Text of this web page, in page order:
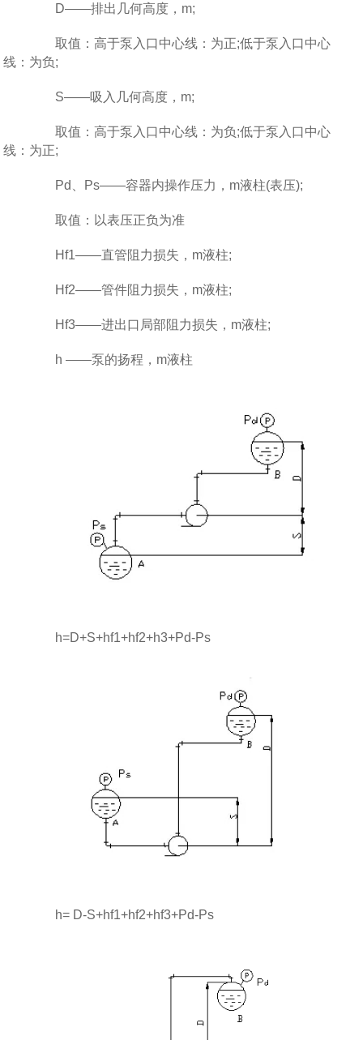
D——排出几何高度，m;
取值：高于泵入口中心线：为正;低于泵入口中心
线：为负;
S——吸入几何高度，m;
取值：高于泵入口中心线：为负;低于泵入口中心
线：为正;
Pd、Ps——容器内操作压力，m液柱(表压);
取值：以表压正负为准
Hf1——直管阻力损失，m液柱;
Hf2——管件阻力损失，m液柱;
Hf3——进出口局部阻力损失，m液柱;
h ——泵的扬程，m液柱
h=D+S+hf1+hf2+h3+Pd-Ps
h= D-S+hf1+hf2+hf3+Pd-Ps